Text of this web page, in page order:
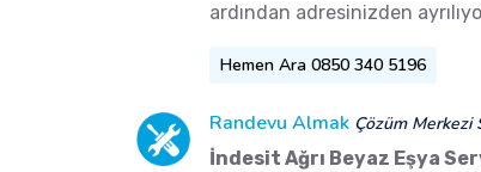
ardından adresinizden
Hemen Ara 0850 340 5196
Randevu Almak Çözüm Merkezi
İndesit Ağrı Beyaz Eşya